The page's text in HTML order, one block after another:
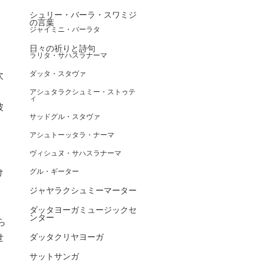
シュリー・バーラ・スワミジ
の言葉
ジャイミニ・バーラタ
日々の祈りと詩句
ラリタ・サハスラナーマ
ダッタ・スタヴァ
アシュタラクシュミー・ストゥテ
ィ
サッドグル・スタヴァ
アシュトーッタラ・ナーマ
ヴィシュヌ・サハスラナーマ
グル・ギーター
ジャヤラクシュミーマーター
ダッタヨーガミュージックセ
ンター
ダッタクリヤヨーガ
サットサンガ